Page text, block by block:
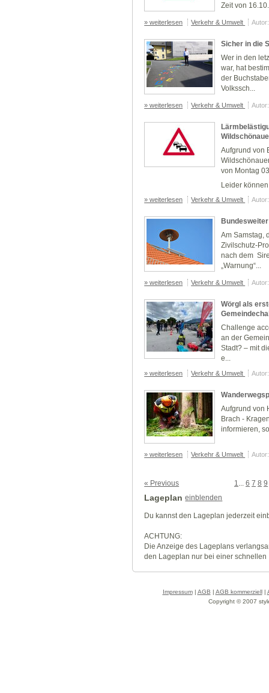
Zeit von
» weiterlesen Verkehr & Umwelt
Sicher in die
Wer in den
war, hat
der
Volkssch...
» weiterlesen Verkehr & Umwelt
Aufgrund von
von Montag
Leider
» weiterlesen Verkehr & Umwelt
Am Samstag,
Zivilschutz-
nach dem
„Warnung“...
» weiterlesen Verkehr & Umwelt
Wörgl als
Challenge
an der
Stadt? – mit
e...
» weiterlesen Verkehr & Umwelt
Aufgrund von
Brach -
informieren,
» weiterlesen Verkehr & Umwelt
« Previous 1... 6 7 8 9
Lageplan einblenden
Du kannst den Lageplan jederzeit
ACHTUNG:
Die Anzeige des Lageplans
den Lageplan nur bei einer
Impressum| AGB | AGB kommerziell|
Copyright © 2007